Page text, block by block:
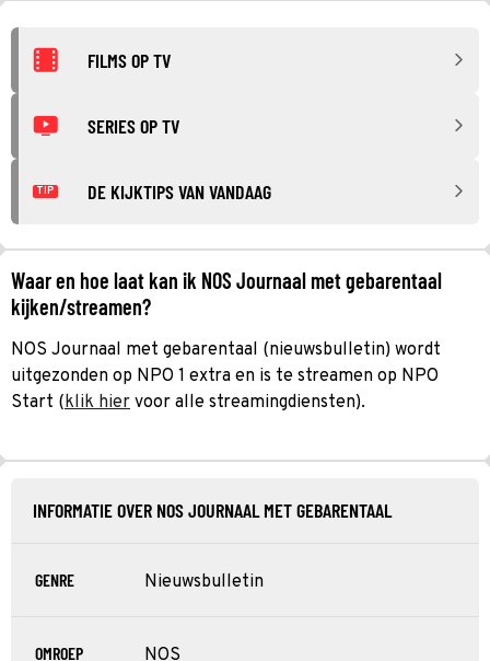
FILMS OP TV
SERIES OP TV
TIP DE KIJKTIPS VAN VANDAAG
Waar en hoe laat kan ik NOS Journaal met gebarentaal
kijken/streamen?
NOS Journaal met gebarentaal (nieuwsbulletin) wordt
uitgezonden op NPO 1 extra en is te streamen op NPO
Start (klik hier voor alle streamingdiensten).
INFORMATIE OVER NOS JOURNAAL MET GEBARENTAAL
GENRE Nieuwsbulletin
OMROEP NOS